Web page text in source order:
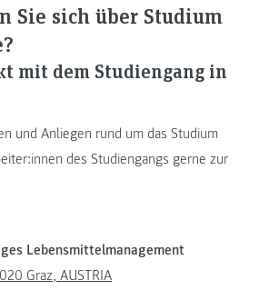
Sie sich über Studium
mit dem Studiengang in
und Anliegen rund um das Studium
des Studiengangs gerne zur
Lebensmittelmanagement
Graz, AUSTRIA